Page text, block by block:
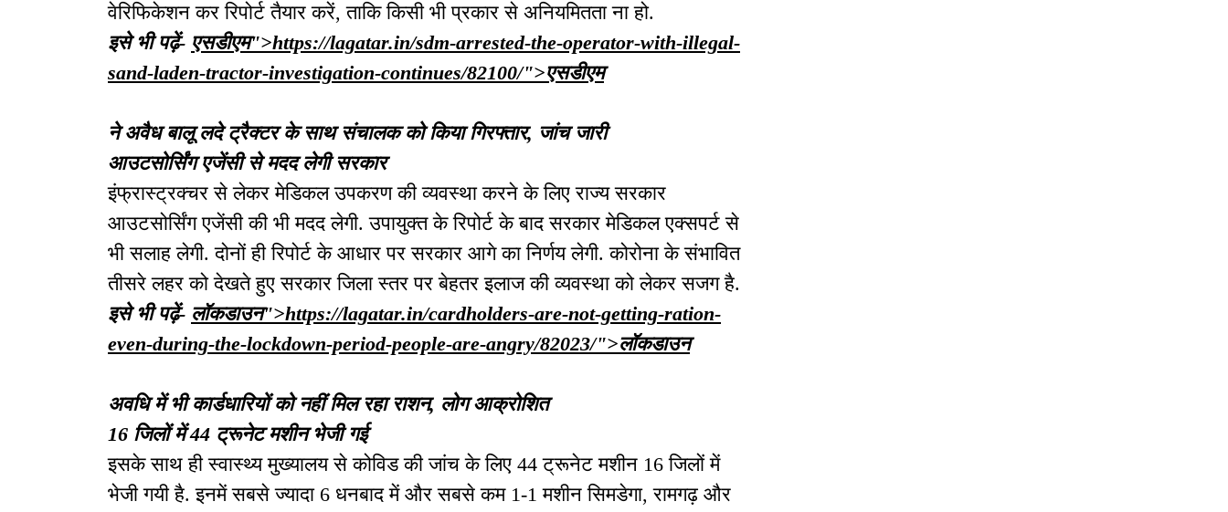
वेरिफिकेशन कर रिपोर्ट तैयार करें, ताकि किसी भी प्रकार से अनियमितता ना हो.
इसे भी पढ़ें- एसडीएम">https://lagatar.in/sdm-arrested-the-operator-with-illegal-
sand-laden-tractor-investigation-continues/82100/">एसडीएम
ने अवैध बालू लदे ट्रैक्टर के साथ संचालक को किया गिरफ्तार, जांच जारी
आउटसोर्सिंग एजेंसी से मदद लेगी सरकार
इंफ्रास्ट्रक्चर से लेकर मेडिकल उपकरण की व्यवस्था करने के लिए राज्य सरकार
आउटसोर्सिंग एजेंसी की भी मदद लेगी. उपायुक्त के रिपोर्ट के बाद सरकार मेडिकल एक्सपर्ट से
भी सलाह लेगी. दोनों ही रिपोर्ट के आधार पर सरकार आगे का निर्णय लेगी. कोरोना के संभावित
तीसरे लहर को देखते हुए सरकार जिला स्तर पर बेहतर इलाज की व्यवस्था को लेकर सजग है.
इसे भी पढ़ें- लॉकडाउन">https://lagatar.in/cardholders-are-not-getting-ration-
even-during-the-lockdown-period-people-are-angry/82023/">लॉकडाउन
अवधि में भी कार्डधारियों को नहीं मिल रहा राशन, लोग आक्रोशित
16 जिलों में 44 ट्रूनेट मशीन भेजी गई
इसके साथ ही स्वास्थ्य मुख्यालय से कोविड की जांच के लिए 44 ट्रूनेट मशीन 16 जिलों में
भेजी गयी है. इनमें सबसे ज्यादा 6 धनबाद में और सबसे कम 1-1 मशीन सिमडेगा, रामगढ़ और